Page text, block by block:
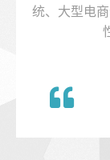
统、大型电